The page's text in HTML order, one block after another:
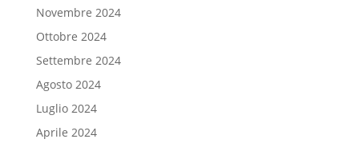
Novembre 2024
Ottobre 2024
Settembre 2024
Agosto 2024
Luglio 2024
Aprile 2024